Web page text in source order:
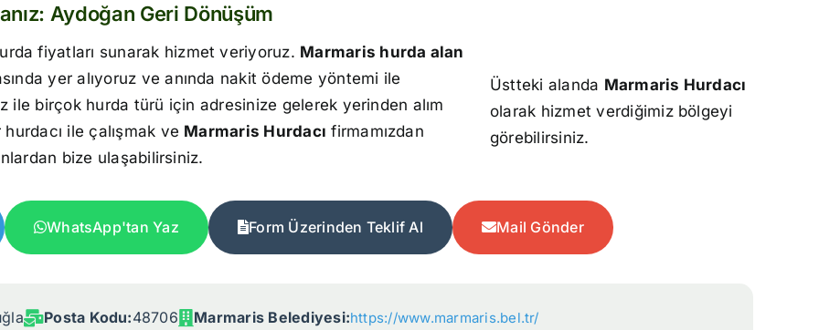
Aydoğan Geri Dönüşüm
fiyatları sunarak hizmet veriyoruz. Marmaris hurda alan
yer alıyoruz ve anında nakit ödeme yöntemi ile
ile birçok hurda türü için adresinize gelerek yerinden alım
ile çalışmak ve Marmaris Hurdacı firmamızdan
bize ulaşabilirsiniz.
Üstteki alanda Marmaris Hurdacı
olarak hizmet verdiğimiz bölgeyi
görebilirsiniz.
WhatsApp'tan Yaz Form Üzerinden Teklif Al Mail Gönder
Posta Kodu:48706 Marmaris Belediyesi:https://www.marmaris.bel.tr/